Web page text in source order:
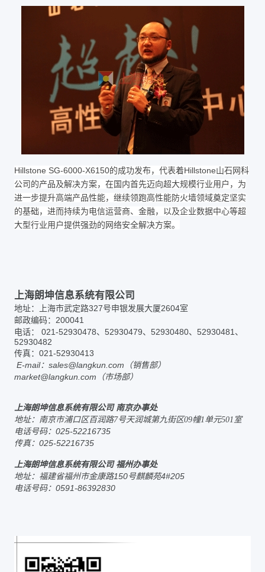
Hillstone SG-6000-X6150的成功发布，代表着Hillstone山石网科
公司的产品及解决方案，在国内首先迈向超大规模行业用户，为
进一步提升高端产品性能，继续领跑高性能防火墙领域奠定坚实
的基础，进而持续为电信运营商、金融，以及企业数据中心等超
大型行业用户提供强劲的网络安全解决方案。
上海朗坤信息系统有限公司
地址：上海市武定路327号申银发展大厦2604室
邮政编码：200041
电话： 021-52930478、52930479、52930480、52930481、
52930482
传真：021-52930413
E-mail： sales@langkun.com（销售部）
market@langkun.com（市场部）
上海朗坤信息系统有限公司 南京办事处
地址： 南京市浦口区百润路7号天润城第九街区09幢1单元501室
电话号码：025-52216735
传真：025-52216735
上海朗坤信息系统有限公司 福州办事处
地址：福建省福州市金康路150号麒麟苑4#205
电话号码：0591-86392830